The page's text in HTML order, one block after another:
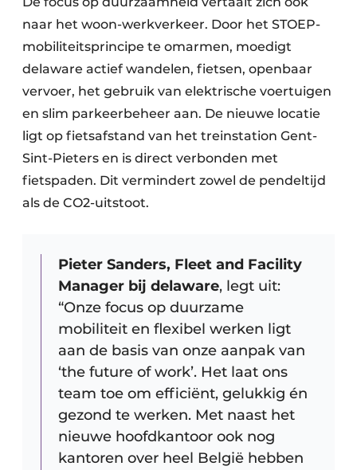
naar het woon-werkverkeer. Door het STOEP-
mobiliteitsprincipe te omarmen, moedigt
delaware actief wandelen, fietsen, openbaar
vervoer, het gebruik van elektrische voertuigen
en slim parkeerbeheer aan. De nieuwe locatie
ligt op fietsafstand van het treinstation Gent-
Sint-Pieters en is direct verbonden met
fietspaden. Dit vermindert zowel de pendeltijd
als de CO2-uitstoot.
Pieter Sanders, Fleet and Facility
Manager bij delaware, legt uit:
“Onze focus op duurzame
mobiliteit en flexibel werken ligt
aan de basis van onze aanpak van
‘the future of work’. Het laat ons
team toe om efficiënt, gelukkig én
gezond te werken. Met naast het
nieuwe hoofdkantoor ook nog
kantoren over heel België hebben